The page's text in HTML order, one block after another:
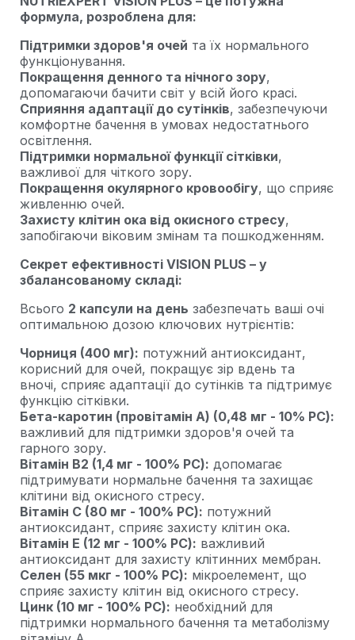
формула, розроблена для:
Підтримки здоров'я очей та їх нормального
функціонування.
Покращення денного та нічного зору,
допомагаючи бачити світ у всій його красі.
Сприяння адаптації до сутінків, забезпечуючи
комфортне бачення в умовах недостатнього
освітлення.
Підтримки нормальної функції сітківки,
важливої для чіткого зору.
Покращення окулярного кровообігу, що сприяє
живленню очей.
Захисту клітин ока від окисного стресу,
запобігаючи віковим змінам та пошкодженням.
Секрет ефективності VISION PLUS – у
збалансованому складі:
Всього 2 капсули на день забезпечать ваші очі
оптимальною дозою ключових нутрієнтів:
Чорниця (400 мг): потужний антиоксидант,
корисний для очей, покращує зір вдень та
вночі, сприяє адаптації до сутінків та підтримує
функцію сітківки.
Бета-каротин (провітамін А) (0,48 мг - 10% РС):
важливий для підтримки здоров'я очей та
гарного зору.
Вітамін В2 (1,4 мг - 100% РС): допомагає
підтримувати нормальне бачення та захищає
клітини від окисного стресу.
Вітамін С (80 мг - 100% РС): потужний
антиоксидант, сприяє захисту клітин ока.
Вітамін Е (12 мг - 100% РС): важливий
антиоксидант для захисту клітинних мембран.
Селен (55 мкг - 100% РС): мікроелемент, що
сприяє захисту клітин від окисного стресу.
Цинк (10 мг - 100% РС): необхідний для
підтримки нормального бачення та метаболізму